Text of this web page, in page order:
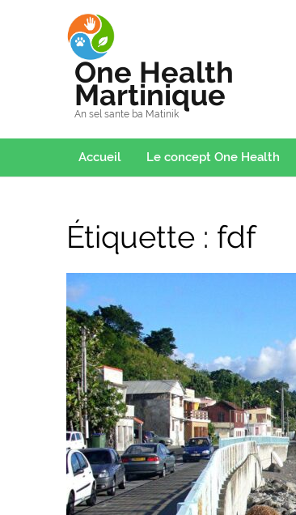
One Health
Martinique
An sel sante ba Matinik
Accueil Le concept One Health
Étiquette : fdf